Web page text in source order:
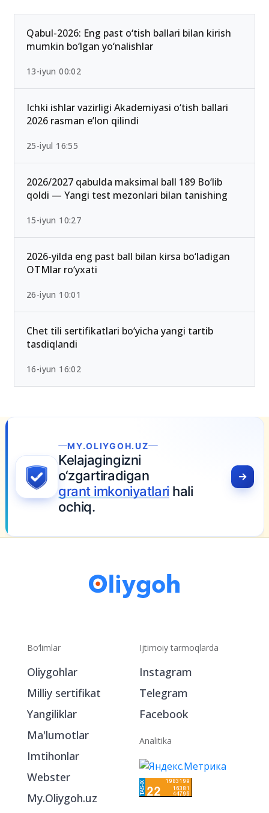
Ommabop
Qabul-2026: Eng past o‘tish ballari bilan kirish
mumkin bo‘lgan yo‘nalishlar
13-iyun 00:02
Ichki ishlar vazirligi Akademiyasi o‘tish ballari
2026 rasman e’lon qilindi
25-iyul 16:55
2026/2027 qabulda maksimal ball 189 Bo‘lib
qoldi — Yangi test mezonlari bilan tanishing
15-iyun 10:27
2026-yilda eng past ball bilan kirsa bo‘ladigan
OTMlar ro‘yxati
26-iyun 10:01
Chet tili sertifikatlari bo‘yicha yangi tartib
tasdiqlandi
Bo‘limlar
Yangiliklar
Ijtimoiy tarmoqlarda
Instagram
Telegram